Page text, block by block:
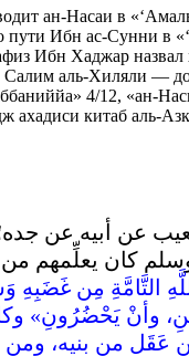
ан-Насаи в
пути Ибн ас-Сунни в
Ибн Хаджар назвал
Салим аль-Хиляли —
4/12, «ан-
ахадиси китаб аль-
عن أبيه عن
كان يعلِّمهم
التَّامَّةِ مِن غَضَبِهِ
وأنْ يَحْضُرُونِ‏»‏
عَقَل من بنيه، ومن